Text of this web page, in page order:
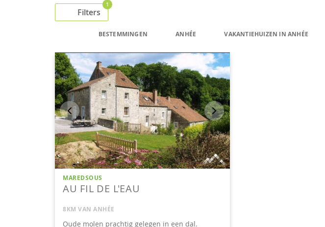
Filters
1
BESTEMMINGEN ANHÉE VAKANTIEHUIZEN IN ANHÉE